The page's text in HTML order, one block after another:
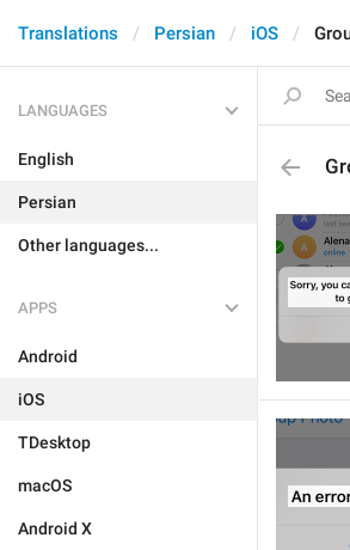
Translations Persian iOS
LANGUAGES
English
Persian
Other languages...
APPS
Android
iOS
TDesktop
macOS
Android X